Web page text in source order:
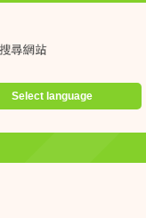
Select language